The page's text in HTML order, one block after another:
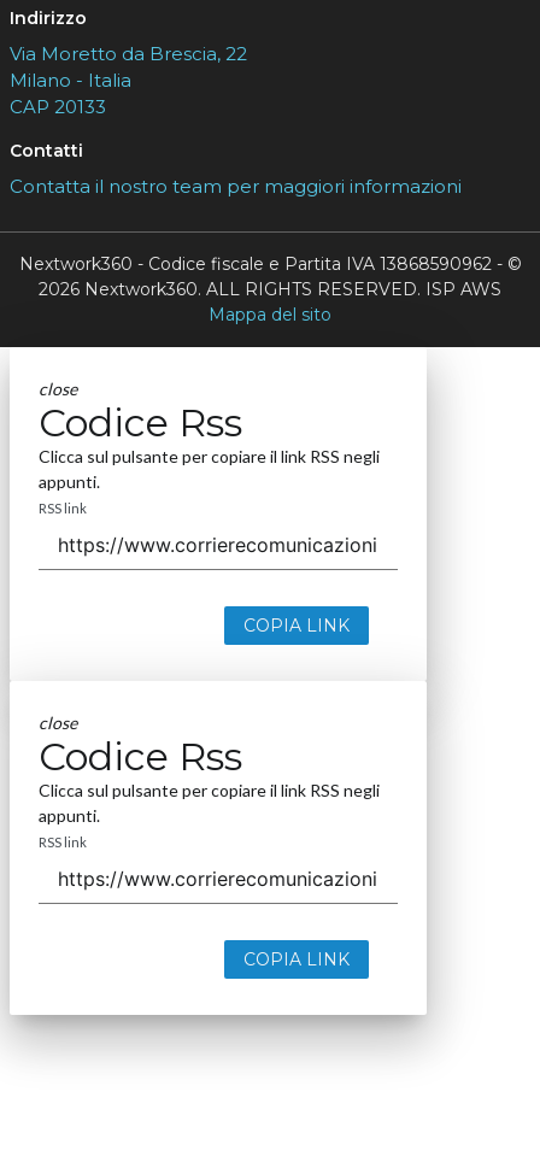
Indirizzo
Via Moretto da Brescia, 22
Milano - Italia
CAP 20133
Contatti
Contatta il nostro team per maggiori informazioni
Nextwork360 - Codice fiscale e Partita IVA 13868590962 - ©
2026 Nextwork360. ALL RIGHTS RESERVED. ISP AWS
Mappa del sito
close
Codice Rss
Clicca sul pulsante per copiare il link RSS negli
appunti.
RSS link
COPIA LINK
close
Codice Rss
Clicca sul pulsante per copiare il link RSS negli
appunti.
RSS link
COPIA LINK